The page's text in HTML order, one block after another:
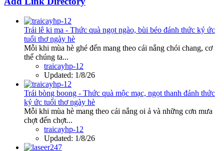
Trái lê ki ma - Thức quà ngọt ngào, bùi béo đánh thức ký ức
tuổi thơ ngày hè
Mỗi khi mùa hè ghé đến mang theo cái nắng chói chang, cơ
thể chúng ta...
traicayhp-12
Updated: 1/8/26
Trái bòng boong - Thức quà mộc mạc, ngọt thanh đánh thức
ký ức tuổi thơ ngày hè
Mỗi khi mùa hè mang theo cái nắng oi ả và những cơn mưa
chợt đến chợt...
traicayhp-12
Updated: 1/8/26